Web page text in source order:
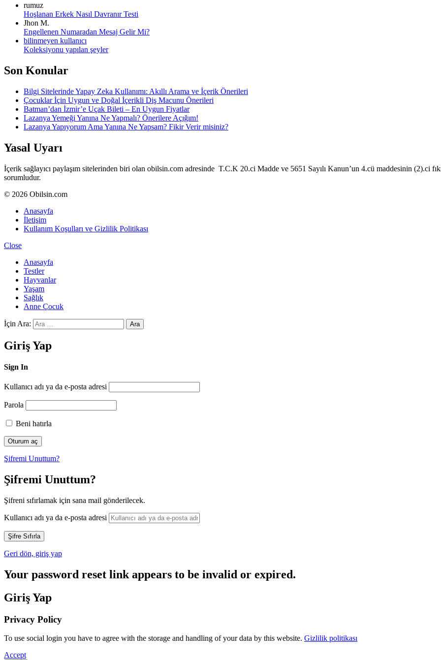
rumuz
Hoşlanan Erkek Nasıl Davranır Testi
Jhon M.
Engellenen Numaradan Mesaj Gelir Mi?
bilinmeyen kullanıcı
Koleksiyonu yapılan şeyler
Son Konular
Bilgi Sitelerinde Yapay Zeka Kullanımı: Akıllı Arama ve İçerik Önerileri
Çocuklar İçin Uygun ve Doğal İçerikli Diş Macunu Önerileri
Batman’dan İzmir’e Uçak Bileti – En Uygun Fiyatlar
Lazanya Yemeği Yanına Ne Yapmalı? Önerilere Açığım!
Lazanya Yapıyorum Ama Yanına Ne Yapsam? Fikir Verir misiniz?
Yasal Uyarı
İçerik sağlayıcı paylaşım sitelerinden biri olan obilsin.com adresinde T.C.K 20.ci Madde ve 5651 Sayılı Kanun’un 4.cü maddesinin (2).ci
sorumludur.
© 2026 Obilsin.com
Anasayfa
İletişim
Kullanım Koşulları ve Gizlilik Politikası
Close
Anasayfa
Testler
Hayvanlar
Yaşam
Sağlık
Anne Çocuk
İçin Ara: Ara
Giriş Yap
Sign In
Kullanıcı adı ya da e-posta adresi
Parola
Beni hatırla
Şifremi Unuttum?
Şifremi Unuttum?
Şifreni sıfırlamak için sana mail gönderilecek.
Kullanıcı adı ya da e-posta adresi
Geri dön, giriş yap
Your password reset link appears to be invalid or expired.
Giriş Yap
Privacy Policy
To use social login you have to agree with the storage and handling of your data by this website. Gizlilik politikası
Accept